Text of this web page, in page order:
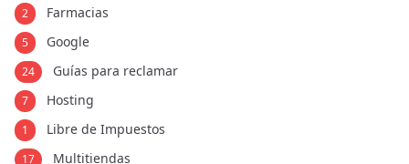
2 Farmacias
5 Google
24 Guías para reclamar
7 Hosting
1 Libre de Impuestos
17 Multitiendas